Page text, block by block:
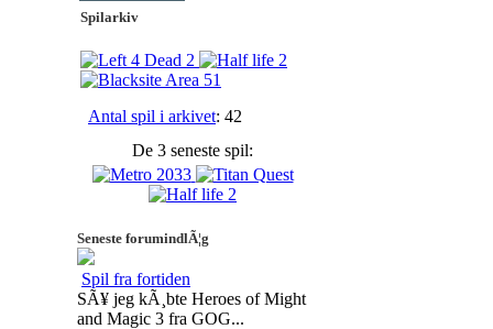
Spilarkiv
Antal spil i arkivet: 42
De 3 seneste spil:
Seneste forumindlÃ¦g
Spil fra fortiden
SÃ¥ jeg kÃ¸bte Heroes of Might
and Magic 3 fra GOG...